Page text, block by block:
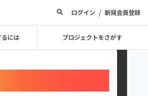
ログイン / 新規会員登録
には プロジェクトをさがす